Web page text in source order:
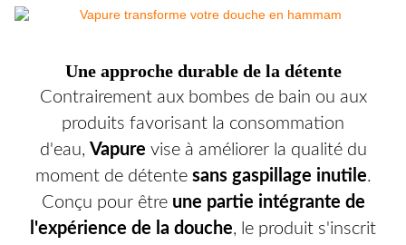
Une approche durable de la détente
Contrairement aux bombes de bain ou aux
produits favorisant la consommation
d'eau, Vapure vise à améliorer la qualité du
moment de détente sans gaspillage inutile.
Conçu pour être une partie intégrante de
l'expérience de la douche, le produit s'inscrit